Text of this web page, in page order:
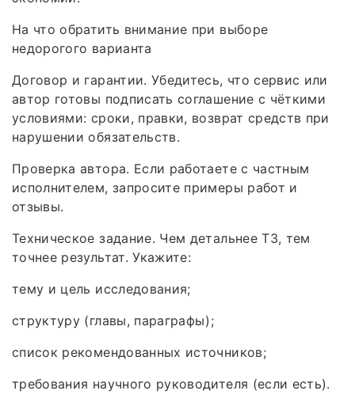
На что обратить внимание при выборе
недорогого варианта
Договор и гарантии. Убедитесь, что сервис или
автор готовы подписать соглашение с чёткими
условиями: сроки, правки, возврат средств при
нарушении обязательств.
Проверка автора. Если работаете с частным
исполнителем, запросите примеры работ и
отзывы.
Техническое задание. Чем детальнее ТЗ, тем
точнее результат. Укажите:
тему и цель исследования;
структуру (главы, параграфы);
список рекомендованных источников;
требования научного руководителя (если есть).